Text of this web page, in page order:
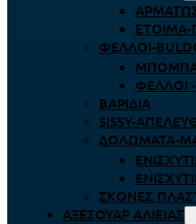
ΦΕΛΛΟΊ-
ΦΕΛΛΟΊ
ΒΑΡΊΔΙΑ
SISSY-
ΔΟΛΏΜΑΤΑ-
ΣΚΌΝΕΣ
ΑΞΕΣΟΥΆΡ ΑΛΙΕΊΑΣ